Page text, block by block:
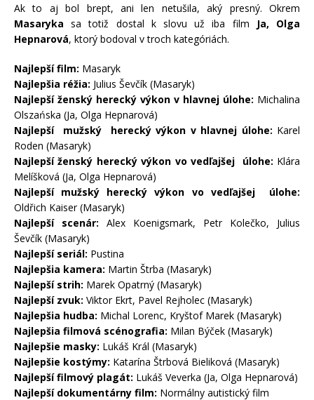
Ak to aj bol brept, ani len netušila, aký presný. Okrem
Masaryka sa totiž dostal k slovu už iba film
Ja, Olga
Hepnarová, ktorý bodoval v troch kategóriách.
Najlepší film: Masaryk
Najlepšia réžia: Julius Ševčík (Masaryk)
Najlepší ženský herecký výkon v hlavnej úlohe: Michalina
Olszańska (Ja, Olga Hepnarová)
Najlepší mužský herecký výkon v hlavnej úlohe: Karel
Roden (Masaryk)
Najlepší ženský herecký výkon vo vedľajšej úlohe: Klára
Melíšková (Ja, Olga Hepnarová)
Najlepší mužský herecký výkon vo vedľajšej úlohe:
Oldřich Kaiser (Masaryk)
Najlepší scenár: Alex Koenigsmark, Petr Kolečko, Julius
Ševčík (Masaryk)
Najlepší seriál: Pustina
Najlepšia kamera: Martin Štrba (Masaryk)
Najlepší strih: Marek Opatrný (Masaryk)
Najlepší zvuk: Viktor Ekrt, Pavel Rejholec (Masaryk)
Najlepšia hudba: Michal Lorenc, Kryštof Marek (Masaryk)
Najlepšia filmová scénografia: Milan Býček (Masaryk)
Najlepšie masky: Lukáš Král (Masaryk)
Najlepšie kostýmy: Katarína Štrbová Bieliková (Masaryk)
Najlepší filmový plagát: Lukáš Veverka (Ja, Olga Hepnarová)
Najlepší dokumentárny film: Normálny autistický film